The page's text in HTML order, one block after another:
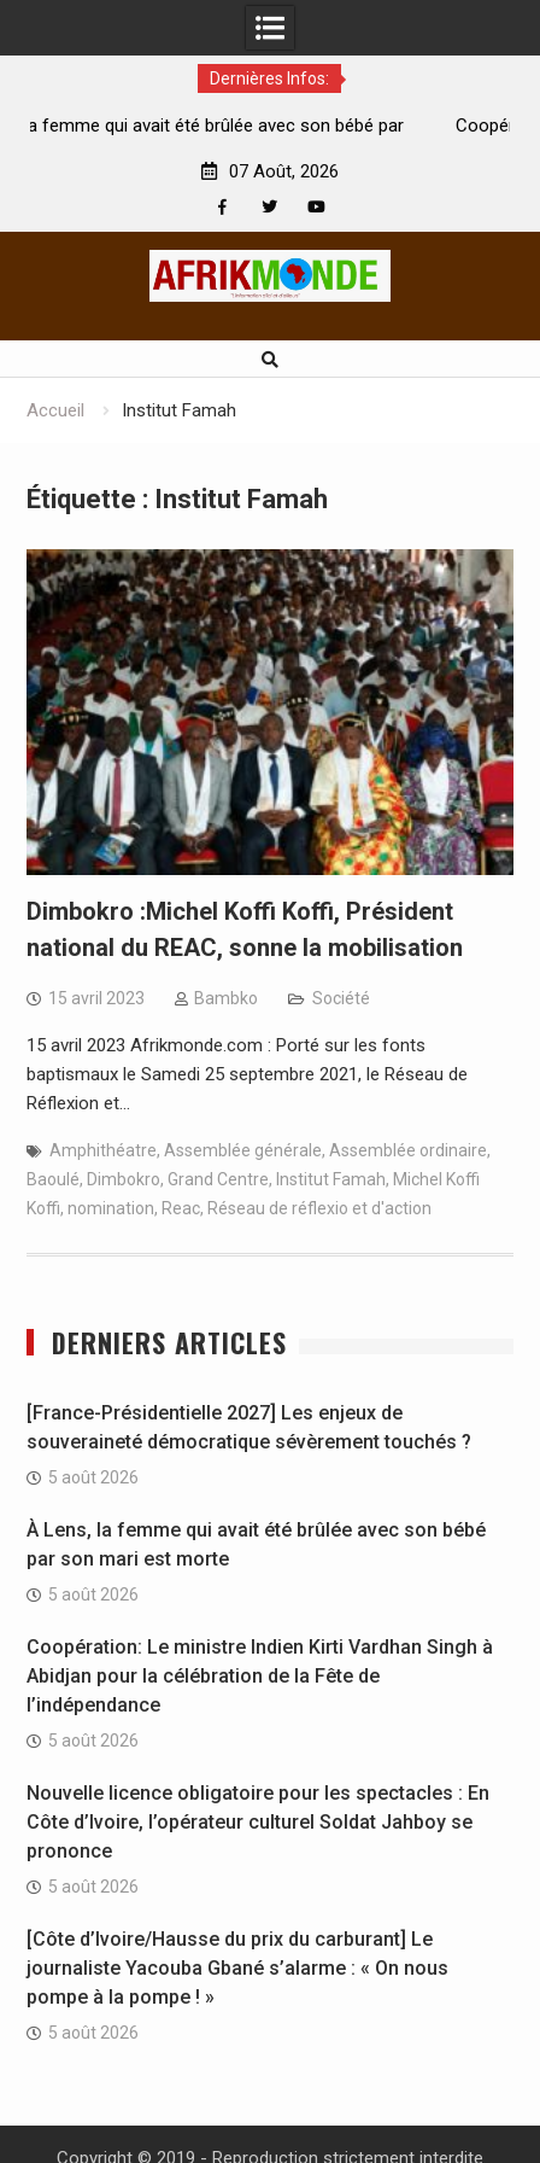
Dernières Infos:
été brûlée avec son bébé par
Coopération: Le ministre
07 Août, 2026
Accueil Institut Famah
Étiquette : Institut Famah
Dimbokro :Michel Koffi Koffi, Président
national du REAC, sonne la mobilisation
15 avril 2023 Bambko Société
15 avril 2023 Afrikmonde.com : Porté sur les fonts
baptismaux le Samedi 25 septembre 2021, le Réseau de
Réflexion et…
Amphithéatre, Assemblée générale, Assemblée ordinaire,
Baoulé, Dimbokro, Grand Centre, Institut Famah, Michel Koffi
Koffi, nomination, Reac, Réseau de réflexio et d'action
DERNIERS ARTICLES
[France-Présidentielle 2027] Les enjeux de
souveraineté démocratique sévèrement touchés ?
5 août 2026
À Lens, la femme qui avait été brûlée avec son bébé
par son mari est morte
5 août 2026
Coopération: Le ministre Indien Kirti Vardhan Singh à
Abidjan pour la célébration de la Fête de
l’indépendance
5 août 2026
Nouvelle licence obligatoire pour les spectacles : En
Côte d’Ivoire, l’opérateur culturel Soldat Jahboy se
prononce
5 août 2026
[Côte d’Ivoire/Hausse du prix du carburant] Le
journaliste Yacouba Gbané s’alarme : « On nous
pompe à la pompe ! »
5 août 2026
Copyright © 2019 - Reproduction strictement interdite